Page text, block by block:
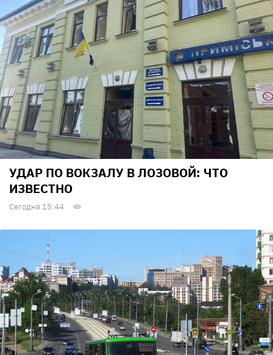
УДАР ПО ВОКЗАЛУ В ЛОЗОВОЙ: ЧТО
ИЗВЕСТНО
Сегодня 15:44